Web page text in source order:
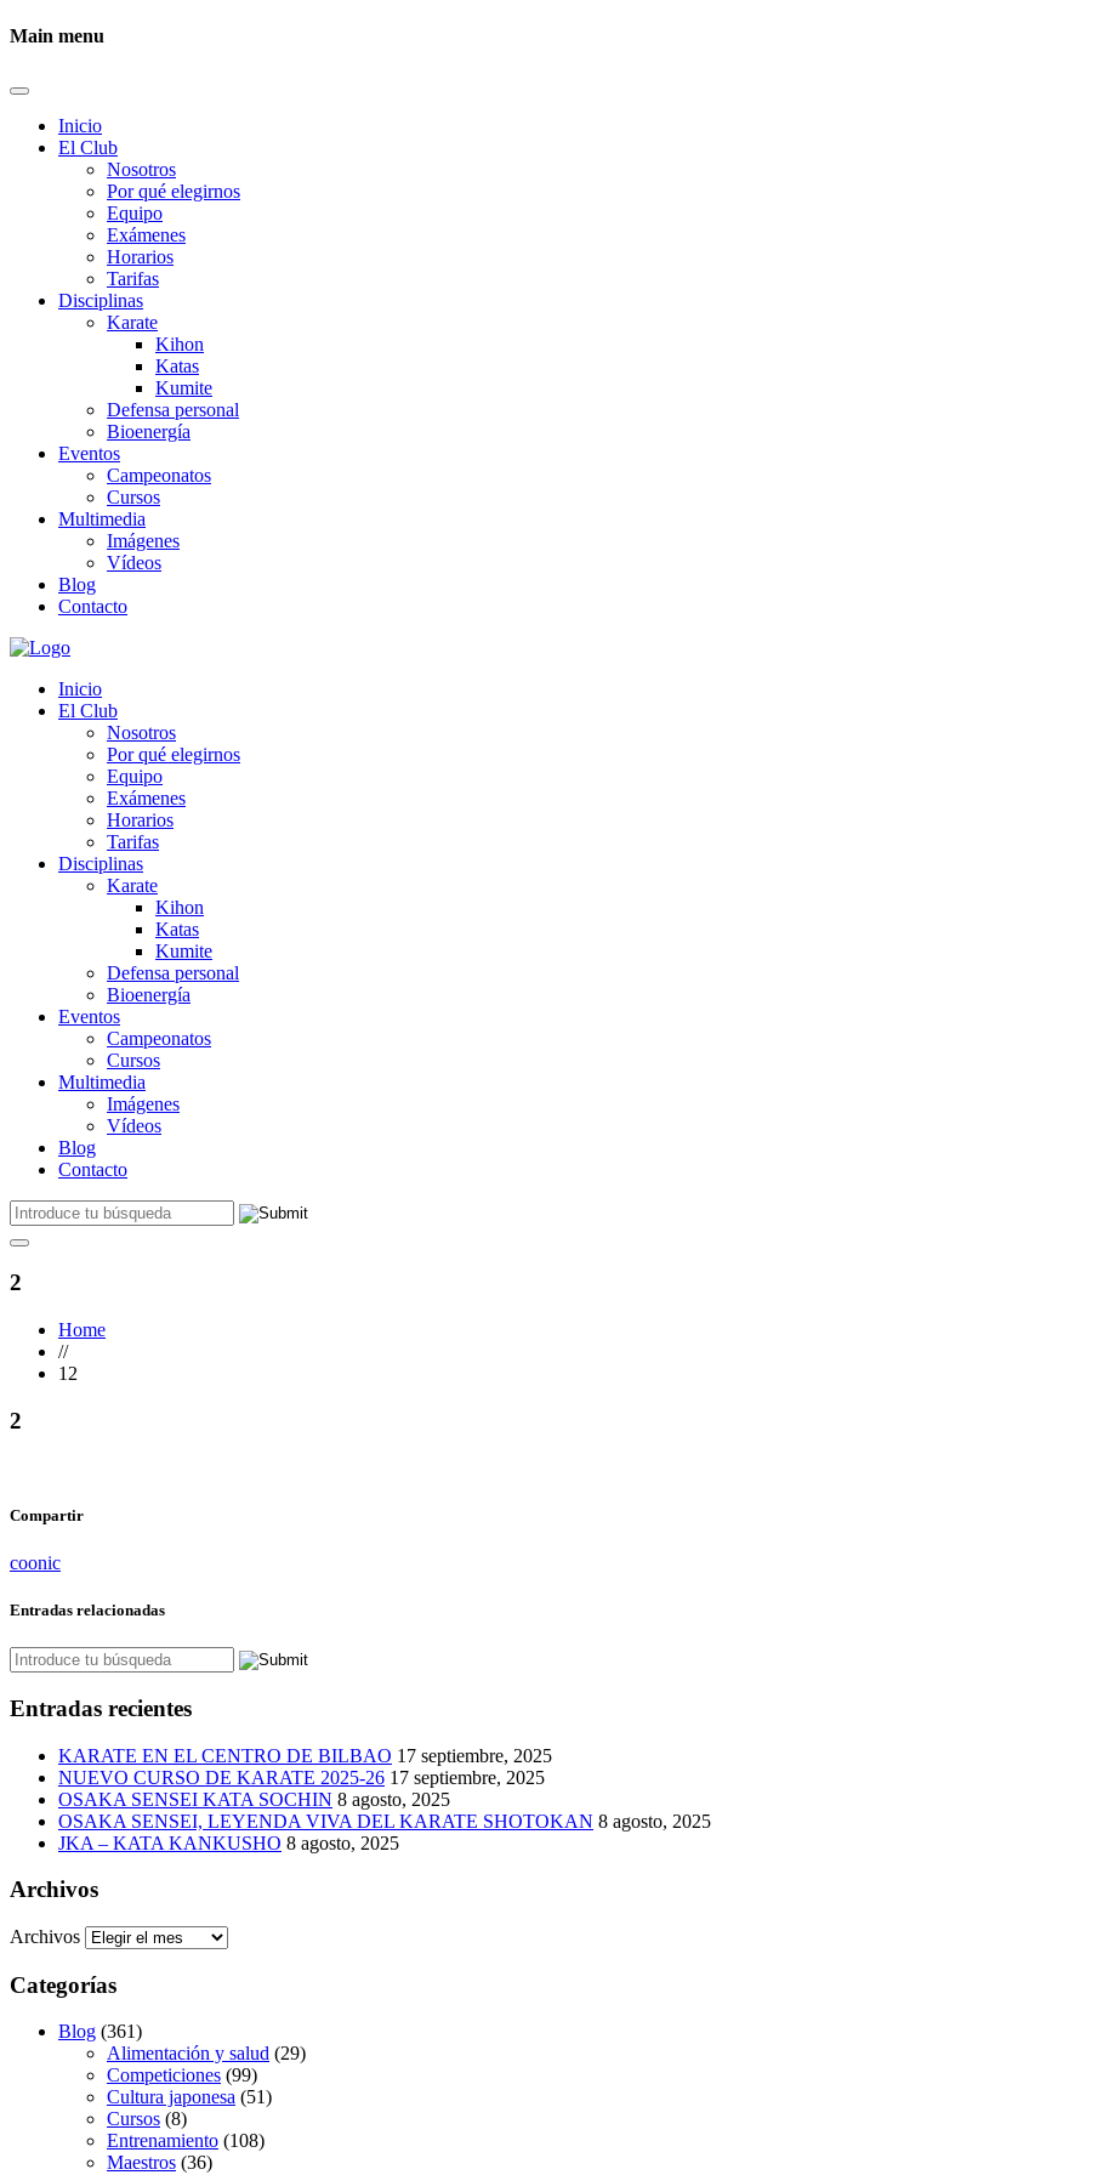
Main menu
Inicio
El Club
Nosotros
Por qué elegirnos
Equipo
Exámenes
Horarios
Tarifas
Disciplinas
Karate
Kihon
Katas
Kumite
Defensa personal
Bioenergía
Eventos
Campeonatos
Cursos
Multimedia
Imágenes
Vídeos
Blog
Contacto
Inicio
El Club
Nosotros
Por qué elegirnos
Equipo
Exámenes
Horarios
Tarifas
Disciplinas
Karate
Kihon
Katas
Kumite
Defensa personal
Bioenergía
Eventos
Campeonatos
Cursos
Multimedia
Imágenes
Vídeos
Blog
Contacto
2
Home
//
12
2
Compartir
coonic
Entradas relacionadas
Entradas recientes
KARATE EN EL CENTRO DE BILBAO 17 septiembre, 2025
NUEVO CURSO DE KARATE 2025-26 17 septiembre, 2025
OSAKA SENSEI KATA SOCHIN 8 agosto, 2025
OSAKA SENSEI, LEYENDA VIVA DEL KARATE SHOTOKAN 8 agosto, 2025
JKA – KATA KANKUSHO 8 agosto, 2025
Archivos
Archivos
Categorías
Blog (361)
Alimentación y salud (29)
Competiciones (99)
Cultura japonesa (51)
Cursos (8)
Entrenamiento (108)
Maestros (36)